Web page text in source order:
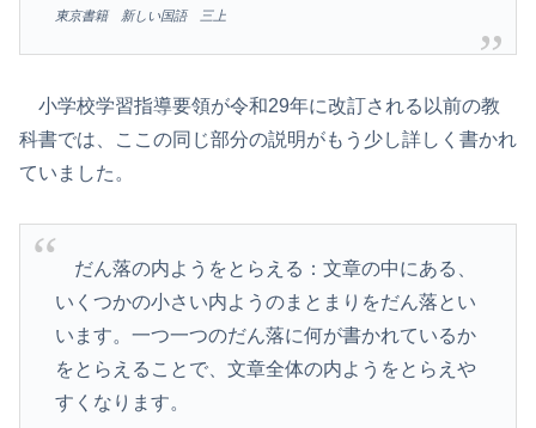
東京書籍 新しい国語 三上
小学校学習指導要領が令和29年に改訂される以前の教
科書では、ここの同じ部分の説明がもう少し詳しく書かれ
ていました。
だん落の内ようをとらえる：文章の中にある、
いくつかの小さい内ようのまとまりをだん落とい
います。一つ一つのだん落に何が書かれているか
をとらえることで、文章全体の内ようをとらえや
すくなります。